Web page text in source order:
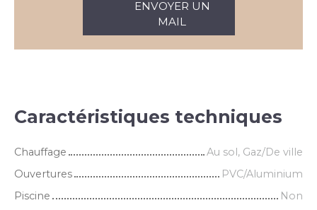
ENVOYER UN
MAIL
Caractéristiques techniques
Chauffage
Au sol, Gaz/De ville
Ouvertures
PVC/Aluminium
Piscine
Non